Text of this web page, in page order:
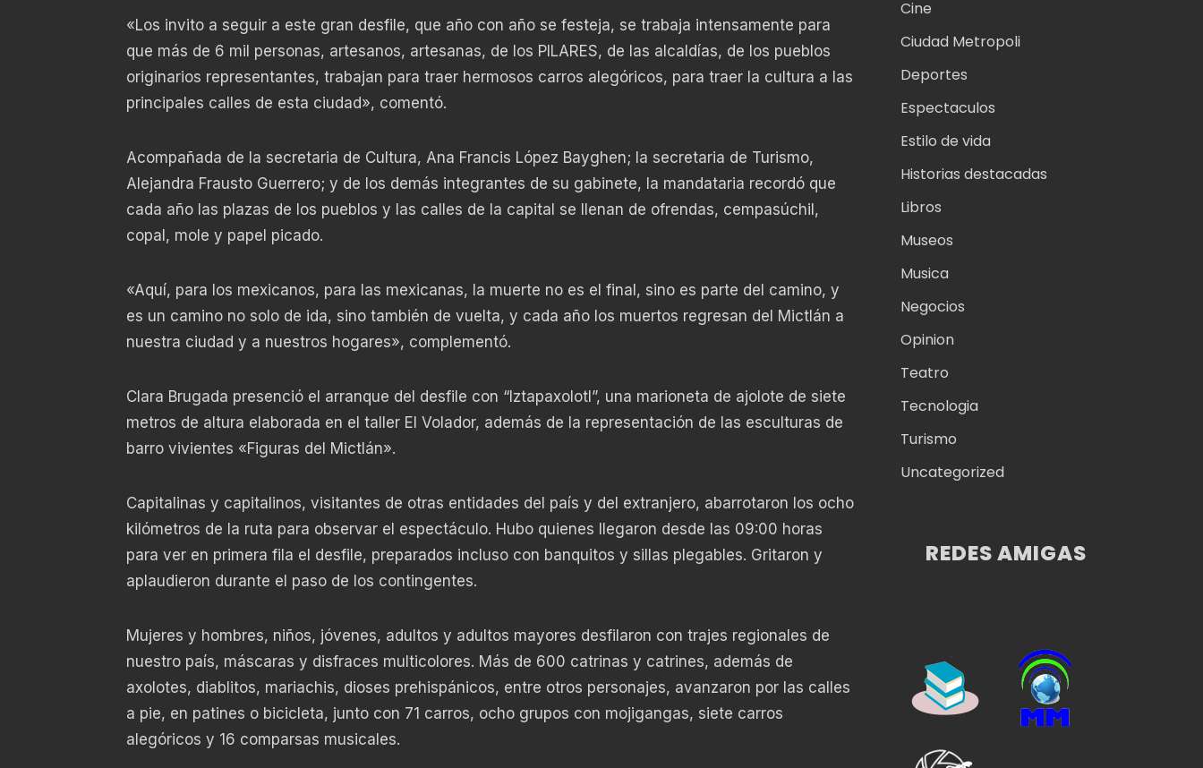
«Los invito a seguir a este gran desfile, que año con año se festeja, se trabaja intensamente para
que más de 6 mil personas, artesanos, artesanas, de los PILARES, de las alcaldías, de los pueblos
originarios representantes, trabajan para traer hermosos carros alegóricos, para traer la cultura a las
principales calles de esta ciudad», comentó.
Acompañada de la secretaria de Cultura, Ana Francis López Bayghen; la secretaria de Turismo,
Alejandra Frausto Guerrero; y de los demás integrantes de su gabinete, la mandataria recordó que
cada año las plazas de los pueblos y las calles de la capital se llenan de ofrendas, cempasúchil,
copal, mole y papel picado.
«Aquí, para los mexicanos, para las mexicanas, la muerte no es el final, sino es parte del camino, y
es un camino no solo de ida, sino también de vuelta, y cada año los muertos regresan del Mictlán a
nuestra ciudad y a nuestros hogares», complementó.
Clara Brugada presenció el arranque del desfile con “Iztapaxolotl”, una marioneta de ajolote de siete
metros de altura elaborada en el taller El Volador, además de la representación de las esculturas de
barro vivientes «Figuras del Mictlán».
Capitalinas y capitalinos, visitantes de otras entidades del país y del extranjero, abarrotaron los ocho
kilómetros de la ruta para observar el espectáculo. Hubo quienes llegaron desde las 09:00 horas
para ver en primera fila el desfile, preparados incluso con banquitos y sillas plegables. Gritaron y
aplaudieron durante el paso de los contingentes.
Mujeres y hombres, niños, jóvenes, adultos y adultos mayores desfilaron con trajes regionales de
nuestro país, máscaras y disfraces multicolores. Más de 600 catrinas y catrines, además de
axolotes, diablitos, mariachis, dioses prehispánicos, entre otros personajes, avanzaron por las calles
a pie, en patines o bicicleta, junto con 71 carros, ocho grupos con mojigangas, siete carros
alegóricos y 16 comparsas musicales.
Cine
Ciudad Metropoli
Deportes
Espectaculos
Estilo de vida
Historias destacadas
Libros
Museos
Musica
Negocios
Opinion
Teatro
Tecnologia
Turismo
Uncategorized
REDES AMIGAS